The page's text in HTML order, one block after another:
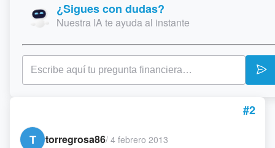
¿Sigues con dudas?
Nuestra IA te ayuda al instante
#2
T
torregrosa86/ 4 febrero 2013